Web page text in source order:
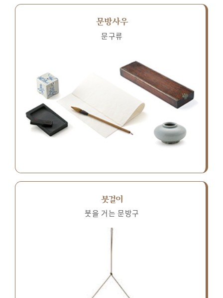
문방사우
문구류
붓걸이
붓을 거는 문방구